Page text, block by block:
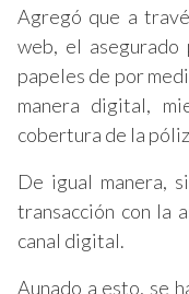
Agregó que a
web, el asegurado
papeles de por
manera digital,
cobertura de la
De igual manera,
transacción con la
canal digital.
Aunado a esto, se